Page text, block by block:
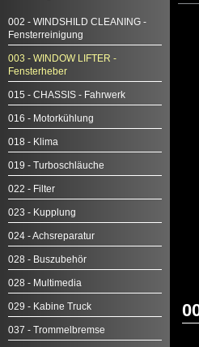
002 - WINDSHILD CLEANING -
Fensterreinigung
003 - WINDOW LIFTER -
Fensterheber
015 - CHASSIS - Fahrwerk
016 - Motorkühlung
018 - Klima
019 - Turboschläuche
022 - Filter
023 - Kupplung
024 - Achsreparatur
028 - Buszubehör
028 - Multimedia
029 - Kabine Truck
037 - Trommelbremse